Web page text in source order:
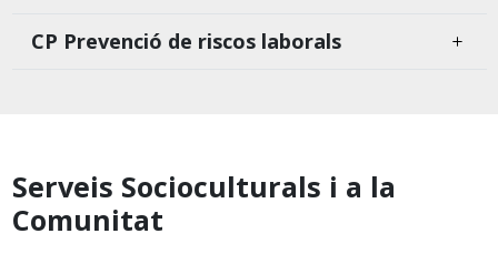
CP Prevenció de riscos laborals
Serveis Socioculturals i a la
Comunitat